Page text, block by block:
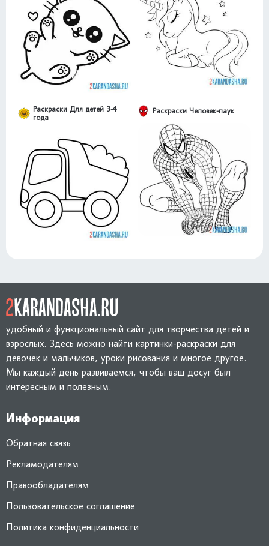
Раскраски Для детей 3-4
года
Раскраски Человек-паук
удобный и функциональный сайт для творчества детей и
взрослых. Здесь можно найти картинки-раскраски для
девочек и мальчиков, уроки рисования и многое другое.
Мы каждый день развиваемся, чтобы ваш досуг был
интересным и полезным.
Информация
Обратная связь
Рекламодателям
Правообладателям
Пользовательское соглашение
Политика конфиденциальности